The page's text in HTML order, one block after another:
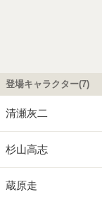
登場キャラクター(7)
清瀬灰二
杉山高志
蔵原走